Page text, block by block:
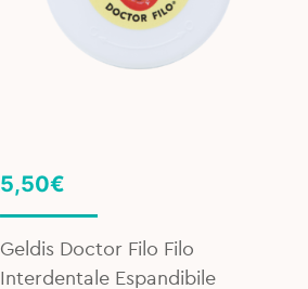
5,50€
Geldis Doctor Filo Filo
Interdentale Espandibile